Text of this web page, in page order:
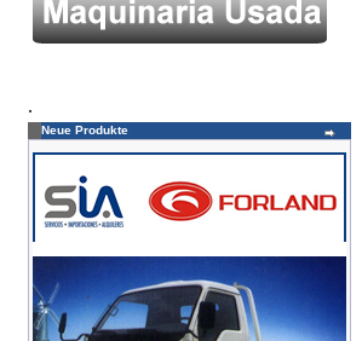
.
Neue Produkte